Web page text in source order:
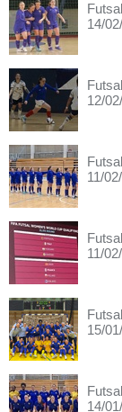
14/
12/
11/
11/
15/
14/